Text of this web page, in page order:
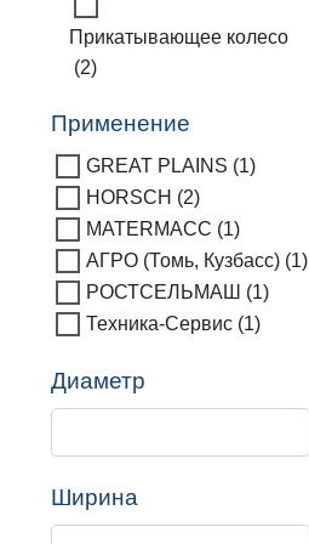
Прикатывающее колесо
(2)
Применение
GREAT PLAINS (1)
HORSCH (2)
MATERMACC (1)
АГРО (Томь, Кузбасс)(1)
РОСТСЕЛЬМАШ
(1)
Техника-Сервис(1)
Диаметр
Ширина